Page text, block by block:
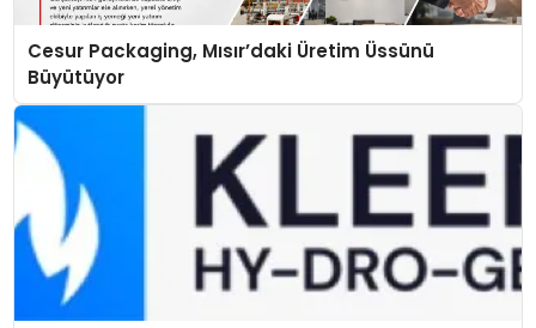
Cesur Packaging, Mısır’daki Üretim Üssünü
Büyütüyor